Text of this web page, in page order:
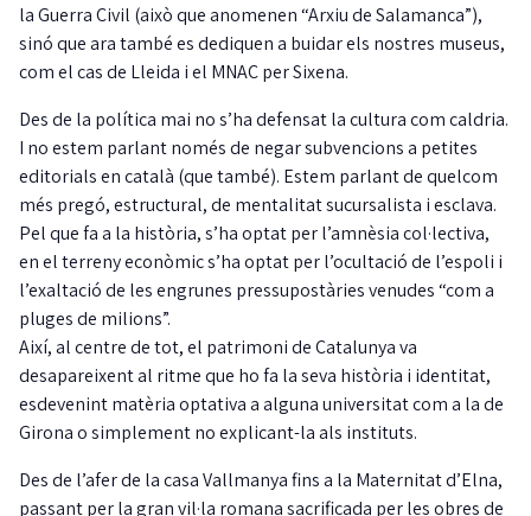
la Guerra Civil (això que anomenen “Arxiu de Salamanca”),
sinó que ara també es dediquen a buidar els nostres museus,
com el cas de Lleida i el MNAC per Sixena.
Des de la política mai no s’ha defensat la cultura com caldria.
I no estem parlant només de negar subvencions a petites
editorials en català (que també). Estem parlant de quelcom
més pregó, estructural, de mentalitat sucursalista i esclava.
Pel que fa a la història, s’ha optat per l’amnèsia col·lectiva,
en el terreny econòmic s’ha optat per l’ocultació de l’espoli i
l’exaltació de les engrunes pressupostàries venudes “com a
pluges de milions”.
Així, al centre de tot, el patrimoni de Catalunya va
desapareixent al ritme que ho fa la seva història i identitat,
esdevenint matèria optativa a alguna universitat com a la de
Girona o simplement no explicant-la als instituts.
Des de l’afer de la casa Vallmanya fins a la Maternitat d’Elna,
passant per la gran vil·la romana sacrificada per les obres de